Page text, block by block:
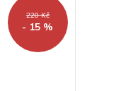
220 Kč
- 15 %